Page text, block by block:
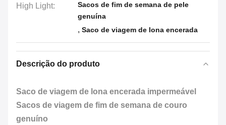
High Light:
Sacos de fim de semana de pele
genuína
, Saco de viagem de lona encerada
Descrição do produto
Saco de viagem de lona encerada impermeável
Sacos de viagem de fim de semana de couro
genuíno